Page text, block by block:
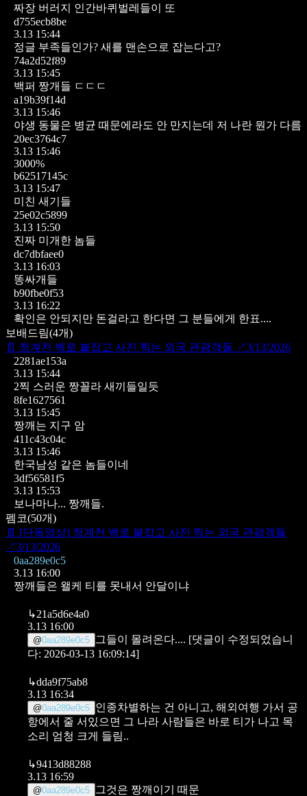
짜장 버러지 인간바퀴벌레들이 또
d755ecb8be
3.13 15:44
정글 부족들인가? 새를 맨손으로 잡는다고?
74a2d52f89
3.13 15:45
백퍼 짱개들 ㄷㄷㄷ
a19b39f14d
3.13 15:46
야생 동물은 병균 때문에라도 안 만지는데 저 나란 뭔가 다름
20ec3764c7
3.13 15:46
3000%
b62517145c
3.13 15:47
미친 새기들
25e02c5899
3.13 15:50
진짜 미개한 놈들
dc7dbfaee0
3.13 16:03
똥싸개들
b90fbe0f53
3.13 16:22
확인은 안되지만 돈걸라고 한다면 그 분들에게 한표....
보배드림(4개)
📄 청계천 백로 붙잡고 사진 찍는 외국 관광객들 ↗3/13/2026
2281ae153a
3.13 15:44
2찍 스러운 짱꼴라 새끼들일듯
8fe1627561
3.13 15:45
짱깨는 지구 암
411c43c04c
3.13 15:46
한국남성 같은 놈들이네
3df56581f5
3.13 15:53
보나마나... 짱깨들.
펨코(50개)
📄 [단독영상] 청계천 백로 붙잡고 사진 찍는 외국 관광객들
↗3/13/2026
0aa289e0c5
3.13 16:00
짱깨들은 왤케 티를 못내서 안달이냐
↳21a5d6e4a0
3.13 16:00
@0aa289e0c5 그들이 몰려온다.... [댓글이 수정되었습니
다: 2026-03-13 16:09:14]
↳dda9f75ab8
3.13 16:34
@0aa289e0c5 인종차별하는 건 아니고, 해외여행 가서 공
항에서 줄 서있으면 그 나라 사람들은 바로 티가 나고 목
소리 엄청 크게 들림..
↳9413d88288
3.13 16:59
@0aa289e0c5
그것은 짱깨이기 때문